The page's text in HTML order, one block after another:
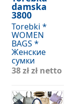
damska
3800
Torebki *
WOMEN
BAGS *
Женские
сумки
38 złzł netto